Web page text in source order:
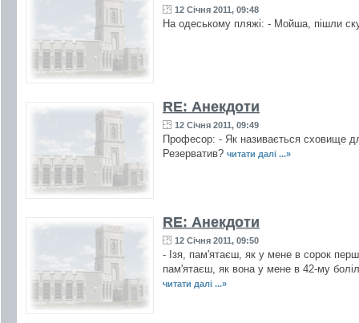
12 Січня 2011, 09:48
На одеському пляжі: - Мойша, пішли
RE: Анекдоти
12 Січня 2011, 09:49
Професор: - Як називається сховище
Резерватив? читати далі ...»
RE: Анекдоти
12 Січня 2011, 09:50
- Ізя, пам'ятаєш, як у мене в сорок
пам'ятаєш, як вона у мене в 42-му
читати далі ...»